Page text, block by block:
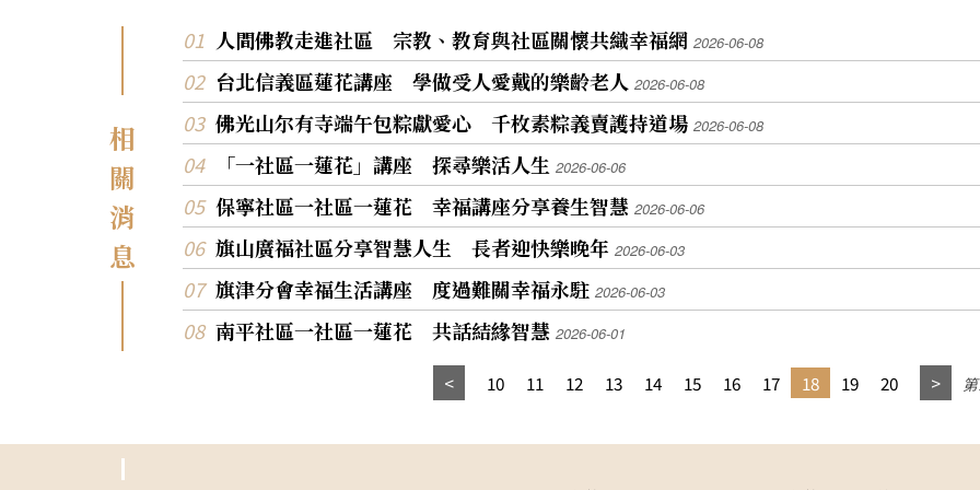
相
關
消
息
人間佛教走進社區 宗教、教育與社區關懷共織幸福網 2026-06-08
台北信義區蓮花講座 學做受人愛戴的樂齡老人 2026-06-08
佛光山尔有寺端午包粽獻愛心 千枚素粽義賣護持道場 2026-06-08
「一社區一蓮花」講座 探尋樂活人生 2026-06-06
保寧社區一社區一蓮花 幸福講座分享養生智慧 2026-06-06
旗山廣福社區分享智慧人生 長者迎快樂晚年 2026-06-03
旗津分會幸福生活講座 度過難關幸福永駐 2026-06-03
南平社區一社區一蓮花 共話結緣智慧 2026-06-01
10 11 12 13 14 15 16 17 18 19 20